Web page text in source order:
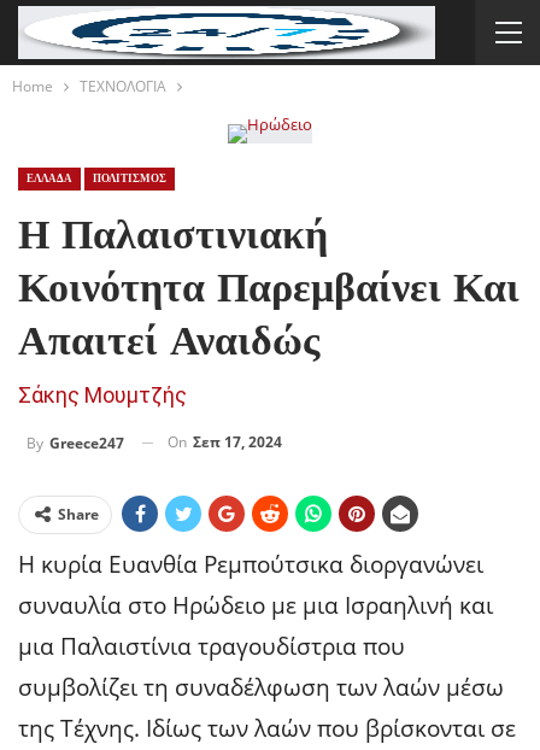
Home ΤΕΧΝΟΛΟΓΙΑ
ΕΛΛΑΔΑ ΠΟΛΙΤΙΣΜΟΣ
Η Παλαιστινιακή
Κοινότητα Παρεμβαίνει Και
Απαιτεί Αναιδώς
Σάκης Μουμτζής
By Greece247 On Σεπ 17, 2024
Share
Η κυρία Ευανθία Ρεμπούτσικα διοργανώνει
συναυλία στο Ηρώδειο με μια Ισραηλινή και
μια Παλαιστίνια τραγουδίστρια που
συμβολίζει τη συναδέλφωση των λαών μέσω
της Τέχνης. Ιδίως των λαών που βρίσκονται σε